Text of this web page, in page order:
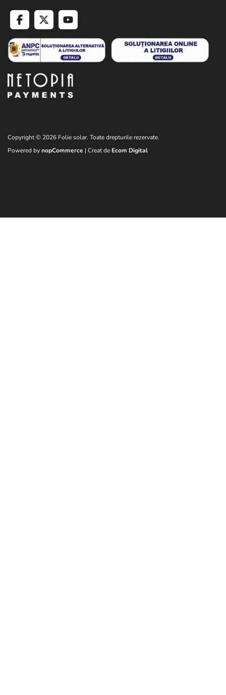
Copyright © 2026 Folie solar. Toate drepturile rezervate.
Powered bynopCommerce | Creat de Ecom Digital